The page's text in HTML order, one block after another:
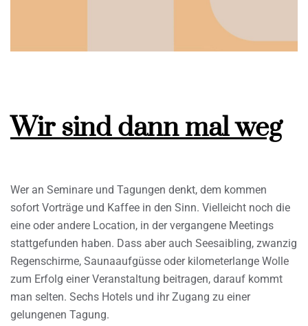
Wir sind dann mal weg
Wer an Seminare und Tagungen denkt, dem kommen
sofort Vorträge und Kaffee in den Sinn. Vielleicht noch die
eine oder andere Location, in der vergangene Meetings
stattgefunden haben. Dass aber auch Seesaibling, zwanzig
Regenschirme, Saunaaufgüsse oder kilometerlange Wolle
zum Erfolg einer Veranstaltung beitragen, darauf kommt
man selten. Sechs Hotels und ihr Zugang zu einer
gelungenen Tagung.